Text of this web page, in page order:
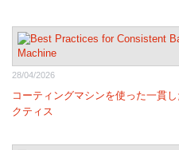
28/04/2026
コーティングマシンを使った一貫
クティス